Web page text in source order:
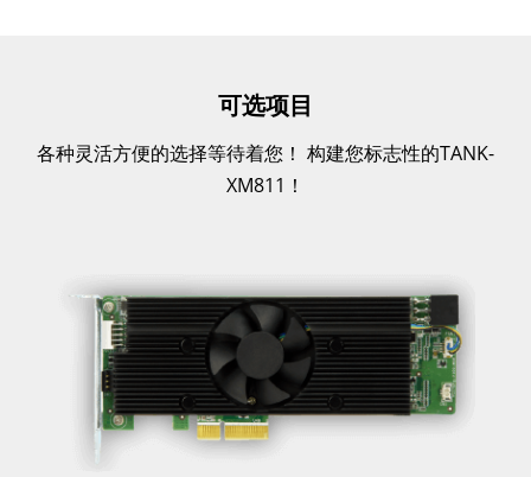
可选项目
各种灵活方便的选择等待着您！ 构建您标志性的TANK-
XM811！